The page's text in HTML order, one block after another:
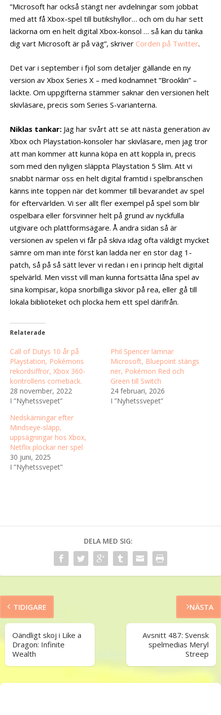
”Microsoft har också stängt ner avdelningar som jobbat
med att få Xbox-spel till butikshyllor… och om du har sett
läckorna om en helt digital Xbox-konsol … så kan du tänka
dig vart Microsoft är på väg”, skriver Corden på Twitter.
Det var i september i fjol som detaljer gällande en ny
version av Xbox Series X – med kodnamnet ”Brooklin” –
läckte. Om uppgifterna stämmer saknar den versionen helt
skivläsare, precis som Series S-varianterna.
Niklas tankar: Jag har svårt att se att nästa generation av
Xbox och Playstation-konsoler har skivläsare, men jag tror
att man kommer att kunna köpa en att koppla in, precis
som med den nyligen släppta Playstation 5 Slim. Att vi
snabbt närmar oss en helt digital framtid i spelbranschen
känns inte toppen när det kommer till bevarandet av spel
för eftervärlden. Vi ser allt fler exempel på spel som blir
ospelbara eller försvinner helt på grund av nyckfulla
utgivare och plattformsägare. Å andra sidan så är
versionen av spelen vi får på skiva idag ofta väldigt mycket
sämre om man inte först kan ladda ner en stor dag 1-
patch, så på så sätt lever vi redan i en i princip helt digital
spelvärld. Men visst vill man kunna fortsätta låna spel av
sina kompisar, köpa snorbilliga skivor på rea, eller gå till
lokala biblioteket och plocka hem ett spel därifrån.
Relaterade
Call of Dutys 10 år på
Playstation, Pokémons
rekordsiffror, Xbox 360-
kontrollens comeback.
28 november, 2022
I ”Nyhetssvepet”
Phil Spencer lämnar
Microsoft, Bluepoint stängs
ner, Pokémon Red och
Green till Switch
24 februari, 2026
I ”Nyhetssvepet”
Nedskärningar efter
Mindseye-släpp,
uppsägningar hos Xbox,
Netflix plockar ner spel
30 juni, 2025
I ”Nyhetssvepet”
DELA MED SIG:
TIDIGARE
Oändligt skoj i Like a
Dragon: Infinite
Wealth
NÄSTA
Avsnitt 487: Svensk
spelmedias Meryl
Streep